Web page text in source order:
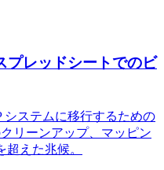
プレッドシートでのビ
システムに移行するための
リーンアップ、マッピン
えた兆候。